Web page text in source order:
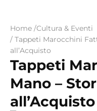
Home /Cultura & Eventi
/ Tappeti Marocchini
all’Acquisto
Tappeti
Mano –
all’Acquisto